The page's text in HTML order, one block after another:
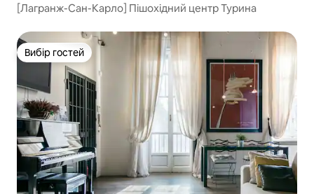
[Лагранж-Сан-Карло] Пішохідний центр Турина
Вибір гостей
Вибір гостей